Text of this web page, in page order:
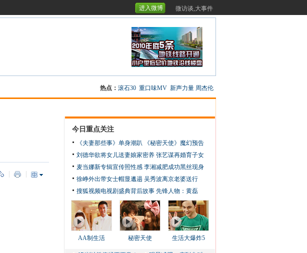
进入微博 微访谈,大事件
热点： 滚石30 重口味MV 新声力量 周杰伦
今日重点关注
《夫妻那些事》单身潮趴
《秘密天使》魔幻预告
刘德华欲将女儿送妻娘家密养 张艺谋再婚育子女
麦当娜新专辑宣传照性感 李湘减肥成功黑丝现身
徐峥外出带女士帽显邋遢 吴秀波离京老婆送行
搜狐视频电视剧盛典背后故事 先锋人物：黄磊
AA制生活 秘密天使 生活大爆炸5